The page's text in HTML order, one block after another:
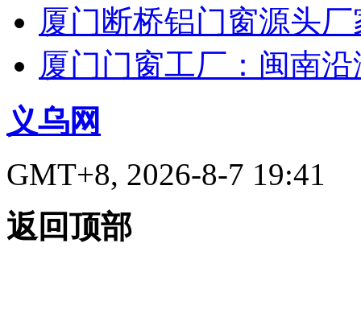
厦门断桥铝门窗源头
厦门门窗工厂：闽南
义乌网
GMT+8, 2026-8-7 19:41
返回顶部